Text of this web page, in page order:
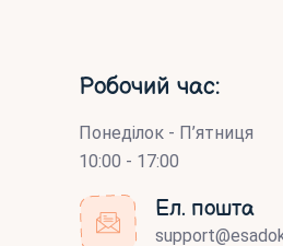
Робочий час:
Понеділок - П’ятниця
10:00 - 17:00
Ел. пошта